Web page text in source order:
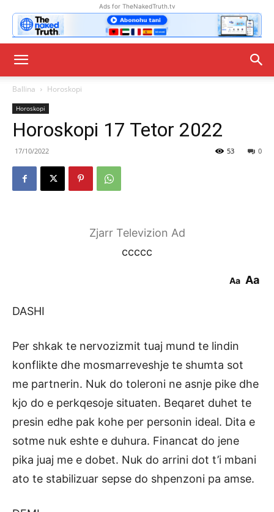
Ads for TheNakedTruth.tv
Ballina Horoskopi
Horoskopi
Horoskopi 17 Tetor 2022
17/10/2022 0
53
Zjarr Televizion Ad
ccccc
Aa Aa
DASHI
Per shkak te nervozizmit tuaj mund te lindin
konflikte dhe mosmarreveshje te shumta sot
me partnerin. Nuk do toleroni ne asnje pike dhe
kjo do e perkqesoje situaten. Beqaret duhet te
presin edhe pak kohe per personin ideal. Dita e
sotme nuk eshte e duhura. Financat do jene
pika juaj me e dobet. Nuk do arrini dot t’i mbani
ato te stabilizuar sepse do shpenzoni pa amse.